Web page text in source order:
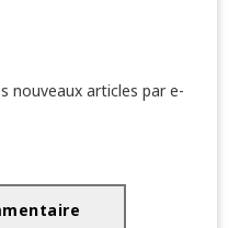
nouveaux articles par e-